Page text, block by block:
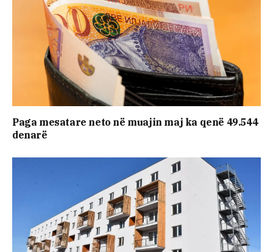
Paga mesatare neto në muajin maj ka qenë 49.544
denarë